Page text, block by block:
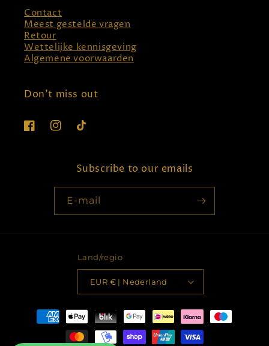
Contact
Meest gestelde vragen
Retour
Wettelijke kennisgeving
Algemene voorwaarden
Don't miss out
FacebookInstagram
TikTok
Subscribe to our emails
E‑mail
Land/regio
EUR € | Nederland
Betaalmethoden